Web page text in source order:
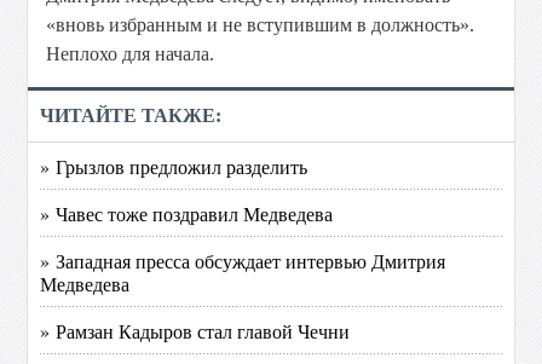
«вновь избранным и не вступившим в должность».
Неплохо для начала.
ЧИТАЙТЕ ТАКЖЕ:
» Грызлов предложил разделить
» Чавес тоже поздравил Медведева
» Западная пресса обсуждает интервью Дмитрия
Медведева
» Рамзан Кадыров стал главой Чечни